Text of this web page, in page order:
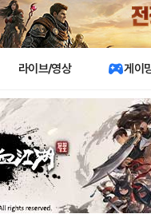
라이브/영상 게이